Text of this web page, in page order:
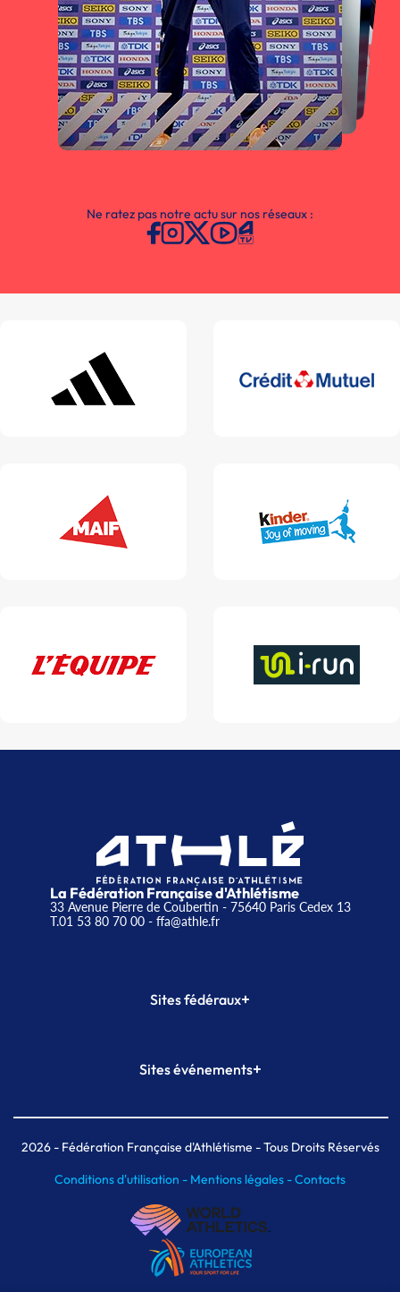
Ne ratez pas notre actu sur nos réseaux :
La Fédération Française d'Athlétisme
33 Avenue Pierre de Coubertin - 75640 Paris Cedex 13
T.01 53 80 70 00- ffa@athle.fr
Sites fédéraux+
Plateforme Formation
Sites événements+
Meeting de Paris indoor
MAIF Ekiden de Paris
2026- Fédération Française d'Athlétisme - Tous Droits Réservés
Conditions d'utilisation - Mentions légales -Contacts